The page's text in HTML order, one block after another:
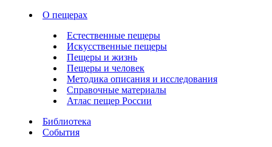
О пещерах
Естественные пещеры
Искусственные пещеры
Пещеры и жизнь
Пещеры и человек
Методика описания и исследования
Справочные материалы
Атлас пещер России
Библиотека
События